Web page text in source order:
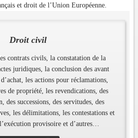
et droit de l’Union Européenne.
Droit civil
contrats civils, la constatation de la
juridiques, la conclusion des avant
les actions pour réclamations,
de propriété, les revendications, des
des successions, des servitudes, des
les délimitations, les contestations et
provisoire et d’autres…